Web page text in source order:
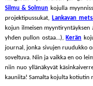
Silmu & Solmun kojulla
projektipussukat, Lankavan
kojun ilmeisen myyntiryntäyksen
yhden pullon ostaa...), Kerän
journal, jonka sivujen ruudukko
soveltuva. Niin ja vaikka en oo
niin nuo yllänäkyvät
kauniita! Samalta kojulta kotiutin